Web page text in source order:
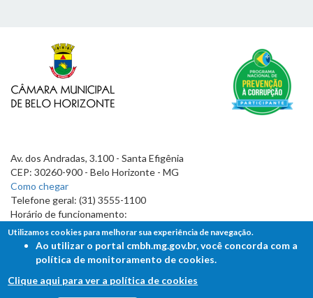
Av. dos Andradas, 3.100 - Santa Efigênia
CEP: 30260-900 - Belo Horizonte - MG
Como chegar
Telefone geral: (31) 3555-1100
Horário de funcionamento:
7h às 19h
Utilizamos cookies para melhorar sua experiência de navegação.
Ao utilizar o portal cmbh.mg.gov.br, você concorda com a
política de monitoramento de cookies.
Clique aqui para ver a política de cookies